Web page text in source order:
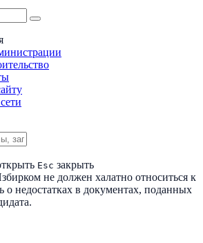
Esc закрыть
не должен халатно относиться к
о недостатках в документах, поданных